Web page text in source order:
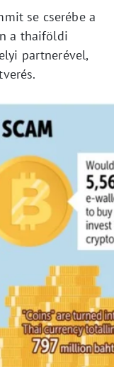
se cserébe a
a thaiföldi
partnerével,